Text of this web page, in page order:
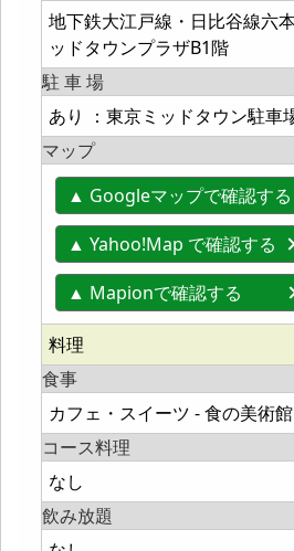
地下鉄大江戸線・日比谷線六
ッドタウンプラザB1階
駐 車 場
あり ：東京ミッドタウン駐車
マップ
▲ Googleマップで確認する
▲ Yahoo!Map で確認する
▲ Mapionで確認する
料理
食事
カフェ・スイーツ - 食の美術館
コース料理
なし
飲み放題